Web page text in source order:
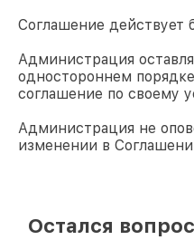
Соглашение действует
Администрация
одностороннем
соглашение по своему
Администрация не
изменении в
Остался